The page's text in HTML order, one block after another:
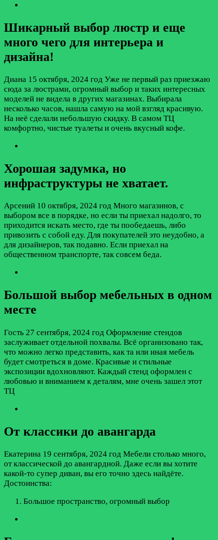
Шикарный выбор люстр и еще
много чего для интерьера и
дизайна!
Диана 15 октября, 2024 год Уже не первый раз приезжаю
сюда за люстрами, огромный выбор и таких интересных
моделей не видела в других магазинах. Выбирала
несколько часов, нашла самую на мой взгляд красивую.
На неё сделали небольшую скидку. В самом ТЦ
комфортно, чистые туалеты и очень вкусный кофе.
Хорошая задумка, но
инфраструктуры не хватает.
Арсений 10 октября, 2024 год Много магазинов, с
выбором все в порядке, но если ты приехал надолго, то
приходится искать место, где ты пообедаешь, либо
привозить с собой еду. Для покупателей это неудобно, а
для дизайнеров, так подавно. Если приехал на
общественном транспорте, так совсем беда.
Большой выбор мебельных в одном
месте
Гость 27 сентября, 2024 год Оформление стендов
заслуживает отдельной похвалы. Всё организовано так,
что можно легко представить, как та или иная мебель
будет смотреться в доме. Красивые и стильные
экспозиции вдохновляют. Каждый стенд оформлен с
любовью и вниманием к деталям, мне очень зашел этот
ТЦ
От классики до авангарда
Екатерина 19 сентября, 2024 год Мебели столько много,
от классической до авангардной. Даже если вы хотите
какой-то супер диван, вы его точно здесь найдёте.
Достоинства:
Большое пространство, огромный выбор